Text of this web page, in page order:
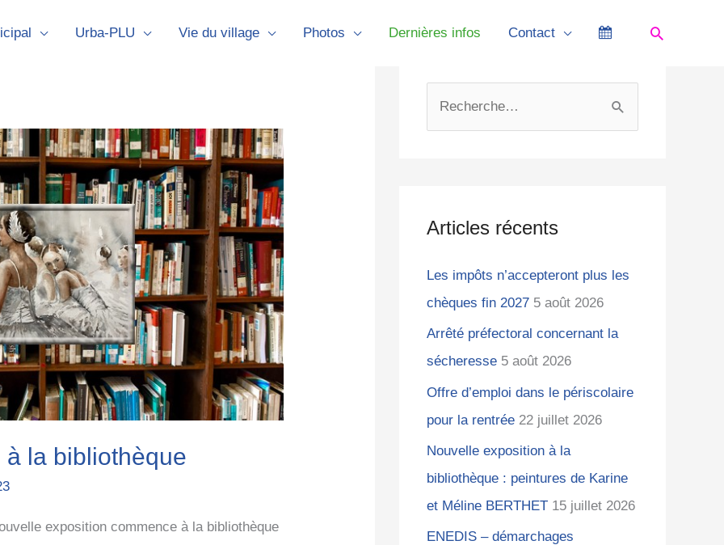
Urba-PLU Vie du village Photos Dernières infos Contact
la bibliothèque
exposition commence à la bibliothèque
e
c
h
e
r
:
Articles récents
Les impôts n’accepteront plus les
chèques fin 2027 5 août 2026
Arrêté préfectoral concernant la
sécheresse 5 août 2026
Offre d’emploi dans le périscolaire
pour la rentrée 22 juillet 2026
Nouvelle exposition à la
bibliothèque : peintures de Karine
et Méline BERTHET 15 juillet 2026
ENEDIS – démarchages
r
e